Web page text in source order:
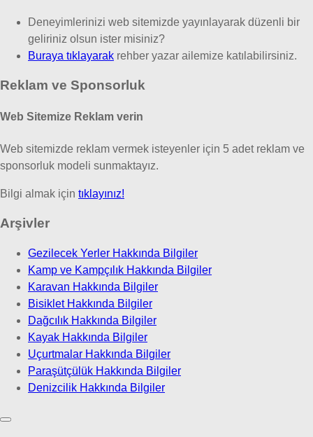
Deneyimlerinizi web sitemizde yayınlayarak düzenli bir
geliriniz olsun ister misiniz?
Buraya tıklayarak rehber yazar ailemize katılabilirsiniz.
Reklam ve Sponsorluk
Web Sitemize Reklam verin
Web sitemizde reklam vermek isteyenler için 5 adet reklam ve
sponsorluk modeli sunmaktayız.
Bilgi almak için tıklayınız!
Arşivler
Gezilecek Yerler Hakkında Bilgiler
Kamp ve Kampçılık Hakkında Bilgiler
Karavan Hakkında Bilgiler
Bisiklet Hakkında Bilgiler
Dağcılık Hakkında Bilgiler
Kayak Hakkında Bilgiler
Uçurtmalar Hakkında Bilgiler
Paraşütçülük Hakkında Bilgiler
Denizcilik Hakkında Bilgiler